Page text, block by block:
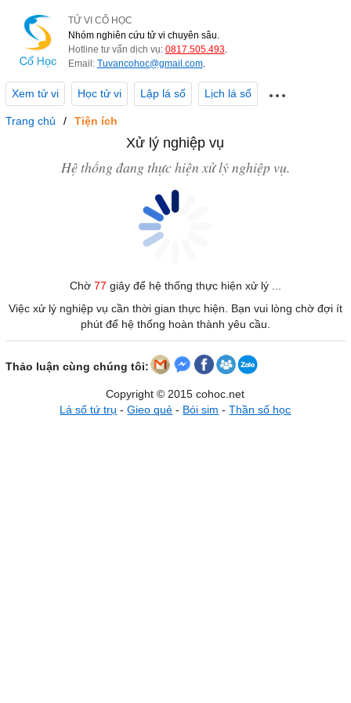
TỬ VI CỔ HỌC
Nhóm nghiên cứu tử vi chuyên sâu.
Hotline tư vấn dịch vụ: 0817.505.493.
Email: Tuvancohoc@gmail.com.
Xem tử vi Học tử vi Lập lá số Lịch lá số
Trang chủ Tiện ích
Xử lý nghiệp vụ
Hệ thống đang thực hiện xử lý nghiệp vụ.
Chờ 77 giây để hệ thống thực hiện xử lý ...
Việc xử lý nghiệp vụ cần thời gian thực hiện. Bạn vui lòng chờ đợi ít
phút để hệ thống hoàn thành yêu cầu.
Thảo luận cùng chúng tôi:
Copyright © 2015 cohoc.net
Lá số tứ trụ -Gieo quẻ - Bói sim -Thần số học